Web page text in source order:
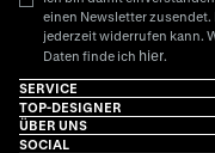
einen Newsletter
jederzeit widerrufen kann.
Daten finde ich hier.
SERVICE
TOP-DESIGNER
ÜBER UNS
SOCIAL